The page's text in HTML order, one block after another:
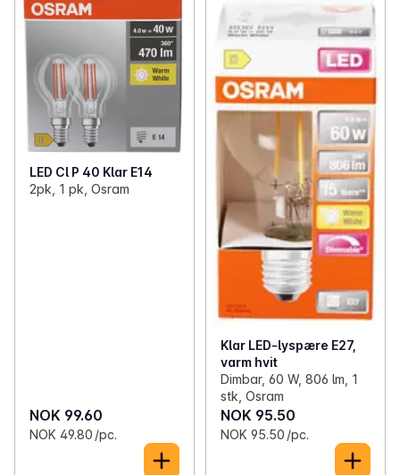
LED Cl P 40 Klar E14
2pk, 1 pk, Osram
NOK 99.60
NOK 49.80 /pc.
Klar LED-lyspære E27,
varm hvit
Dimbar, 60 W, 806 lm, 1
stk, Osram
NOK 95.50
NOK 95.50 /pc.